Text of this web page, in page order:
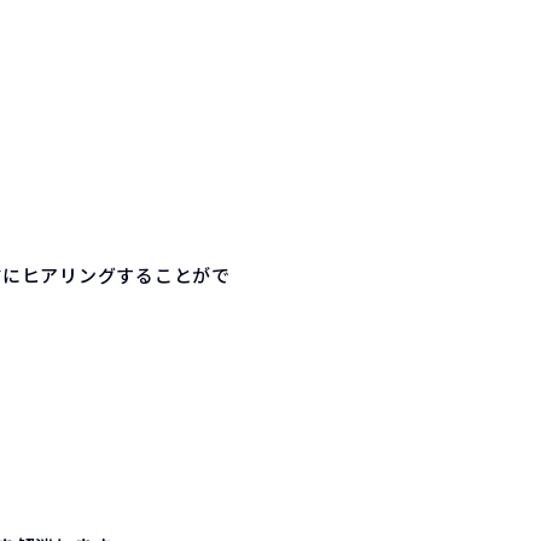
ヒアリングすることがで